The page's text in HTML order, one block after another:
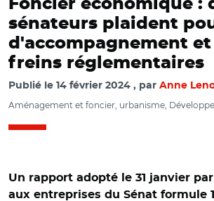
Foncier économique :
sénateurs plaident
d'accompagnement
freins réglementaires
Publié le 14 février 2024 par Anne
Aménagement et foncier, urbanisme,
Un rapport adopté le 31 janvier
aux entreprises du Sénat formule